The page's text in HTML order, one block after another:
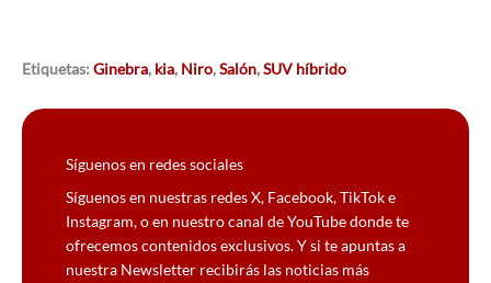
Etiquetas: Ginebra, kia, Niro,Salón,SUV híbrido
Síguenos en redes sociales
Síguenos en nuestras redes X, Facebook, TikTok e
Instagram, o en nuestro canal de YouTube donde te
ofrecemos contenidos exclusivos. Y si te apuntas a
nuestra Newsletter recibirás las noticias más